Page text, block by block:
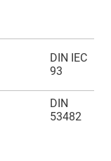
DIN IEC
93
DIN
53482